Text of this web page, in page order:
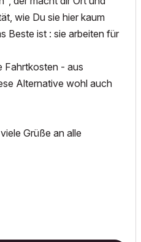
wie Du sie hier kaum
Beste ist : sie arbeiten für
Fahrtkosten - aus
Alternative wohl auch
Grüße an alle